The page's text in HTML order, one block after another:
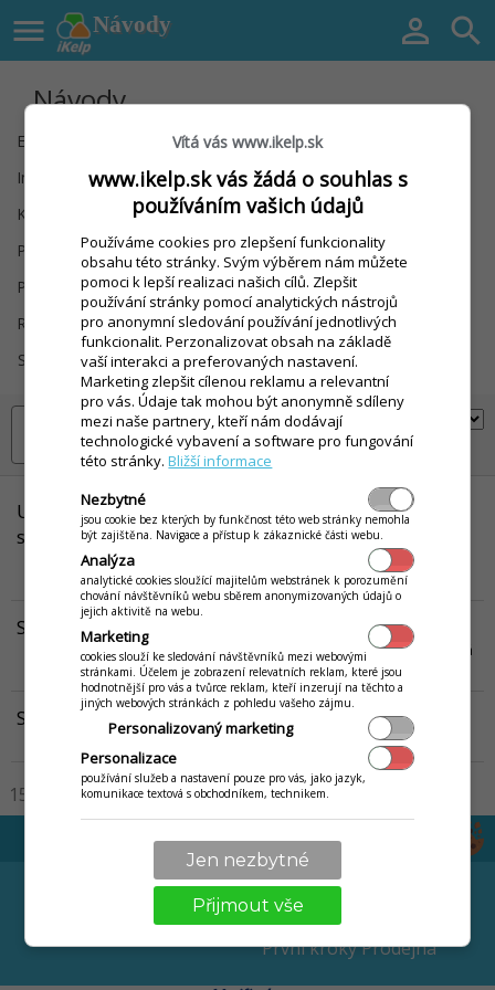
Návody
  
Návody
Export / Import
Finanční doklady
Instalace zařízení
Inventury
Kontakty
Nastavení
Prodej (dotyk.)
Prodej (kl.+myš)
Prodejní položky
Receptury / Výroba
Registrace
Sklad
Slevy a Kredit
Statistiky / Rozbory
Uzávěrka receptur, odpis ingrediencí - surovin ze
skladu
V tomto návodu je popsán proces uzávěrky receptur, vypořádání
ingrediencí a surovin.Víc...
Skladové karty - surovina
Článek popisuje skladovou kartu typu receptura/výrobek, která má
nastaven příznak Surovina.Víc...
Skladové karty - receptura
Článek popisuje skladovou kartu typu receptura/výrobek.
15 100 200
NÁVODY
První kroky Restaurace
První kroky Prodejna
Vítá vás www.ikelp.sk
www.ikelp.sk vás žádá o souhlas s
používáním vašich údajů
Používáme cookies pro zlepšení funkcionality
obsahu této stránky. Svým výběrem nám můžete
pomoci k lepší realizaci našich cílů. Zlepšit
používání stránky pomocí analytických nástrojů
pro anonymní sledování používání jednotlivých
funkcionalit. Perzonalizovat obsah na základě
vaší interakci a preferovaných nastavení.
Marketing zlepšit cílenou reklamu a relevantní
pro vás. Údaje tak mohou být anonymně sdíleny
mezi naše partnery, kteří nám dodávají
technologické vybavení a software pro fungování
této stránky.Bližší informace
Nezbytné
jsou cookie bez kterých by funkčnost této web stránky nemohla
být zajištěna. Navigace a přístup k zákaznické části webu.
Analýza
analytické cookies sloužící majitelům webstránek k porozumění
chování návštěvníků webu sběrem anonymizovaných údajů o
jejich aktivitě na webu.
Marketing
cookies slouží ke sledování návštěvníků mezi webovými
stránkami. Účelem je zobrazení relevatních reklam, které jsou
hodnotnější pro vás a tvůrce reklam, kteří inzerují na těchto a
jiných webových stránkách z pohledu vašeho zájmu.
Personalizovaný marketing
Personalizace
používání služeb a nastavení pouze pro vás, jako jazyk,
komunikace textová s obchodníkem, technikem.
Jen nezbytné
Přijmout vše